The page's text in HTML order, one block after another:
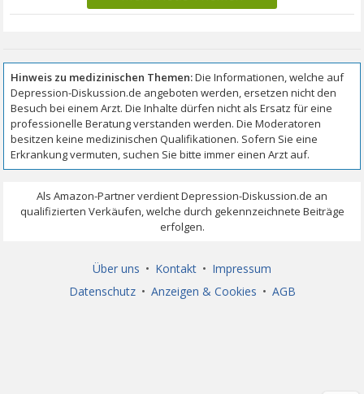
Über uns • Kontakt • Impressum
Datenschutz • Anzeigen & Cookies • AGB